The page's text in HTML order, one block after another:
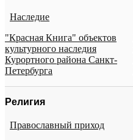
Наследие
"Красная Книга" объектов
культурного наследия
Курортного района Санкт-
Петербурга
Религия
Православный приход